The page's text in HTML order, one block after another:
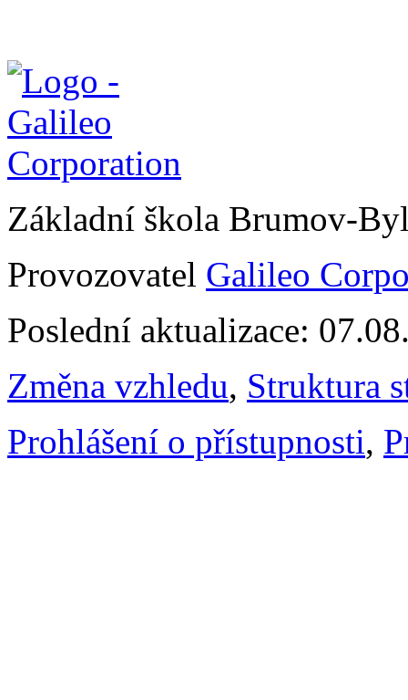
Základní škola Brumov-
Provozovatel Galileo
Poslední aktualizace:
Změna vzhledu, Struktura
Prohlášení o přístupnosti,